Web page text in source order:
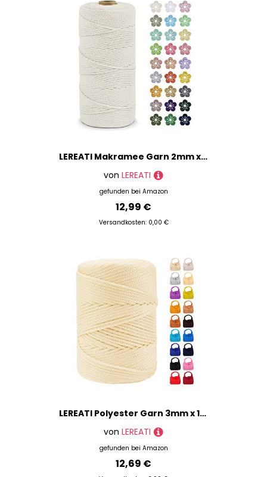
LEREATI Makramee Garn 2mm x 200m Baumwollkordel Natur Baumwollseil Farbig Baumwollgarn, Macrame Cord 2mm für DIY Geflochten, Makramee Deko, Hängepflanze, Wandbehang, Vorhang (Natürlich)
von LEREATI
gefunden bei Amazon
12,99 €
Versandkosten: 0,00 €
LEREATI Polyester Garn 3mm x 170m, Makramee Garn 3mm Geflochten Makramee Schnur Bunt, Macrame Cord 3mm Farbig für Geschenk, Häkeltasche, Umhängetasche, Platzteller, Wohndekorationen (Milchig Weiß)
von LEREATI
gefunden bei Amazon
12,69 €